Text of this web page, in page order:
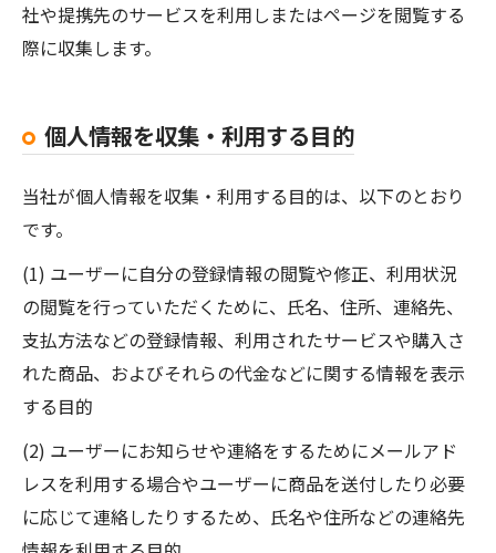
社や提携先のサービスを利用しまたはページを閲覧する
際に収集します。
個人情報を収集・利用する目的
当社が個人情報を収集・利用する目的は、以下のとおり
です。
(1) ユーザーに自分の登録情報の閲覧や修正、利用状況
の閲覧を行っていただくために、氏名、住所、連絡先、
支払方法などの登録情報、利用されたサービスや購入さ
れた商品、およびそれらの代金などに関する情報を表示
する目的
(2) ユーザーにお知らせや連絡をするためにメールアド
レスを利用する場合やユーザーに商品を送付したり必要
に応じて連絡したりするため、氏名や住所などの連絡先